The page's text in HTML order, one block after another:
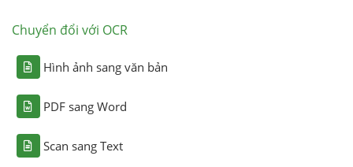
Chuyển đổi với OCR
Hình ảnh sang văn bản
PDF sang Word
Scan sang Text